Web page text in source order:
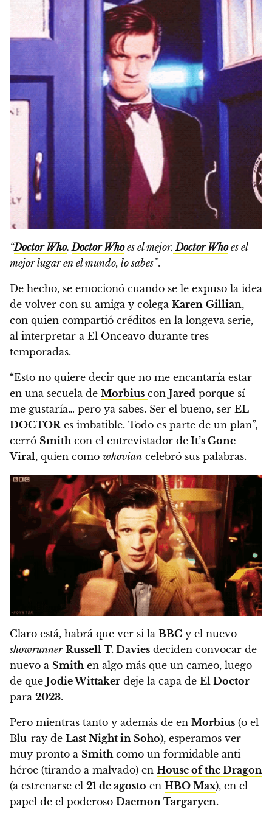
“Doctor Who.Doctor Whoes el mejor. Doctor Whoes el
mejor lugar en el mundo, lo sabes”.
De hecho, se emocionó cuando se le expuso la idea
de volver con su amiga y colega Karen Gillian,
con quien compartió créditos en la longeva serie,
al interpretar a El Onceavo durante tres
temporadas.
“Esto no quiere decir que no me encantaría estar
en una secuela de Morbius con Jared porque sí
me gustaría… pero ya sabes. Ser el bueno, ser EL
DOCTOR es imbatible. Todo es parte de un plan”,
cerró Smith con el entrevistador de It’s Gone
Viral, quien como whovian celebró sus palabras.
Claro está, habrá que ver si la BBC y el nuevo
showrunner Russell T. Davies deciden convocar de
nuevo a Smith en algo más que un cameo, luego
de que Jodie Wittaker deje la capa de El Doctor
para 2023.
Pero mientras tanto y además de en Morbius (o el
Blu-ray de Last Night in Soho), esperamos ver
muy pronto a Smith como un formidable anti-
héroe (tirando a malvado) en House of the Dragon
(a estrenarse el 21 de agosto en HBO Max), en el
papel de el poderoso Daemon Targaryen.